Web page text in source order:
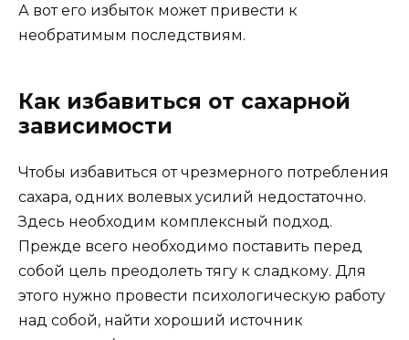
А вот его избыток может привести к
необратимым последствиям.
Как избавиться от сахарной
зависимости
Чтобы избавиться от чрезмерного потребления
сахара, одних волевых усилий недостаточно.
Здесь необходим комплексный подход.
Прежде всего необходимо поставить перед
собой цель преодолеть тягу к сладкому. Для
этого нужно провести психологическую работу
над собой, найти хороший источник